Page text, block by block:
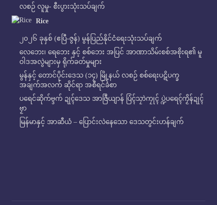
လစဉ် လူမှု- စီးပွားသုံးသပ်ချက်
Rice
၂၀၂၆ ခုနှစ် (ဧပြီ-ဇွန်) မွန်ပြည်နိုင်ငံရေးသုံးသပ်ချက်
လေဘေး၊ ရေဘေး နှင့် စစ်ဘေး အပြင် အာဏာသိမ်းစစ်အစိုးရ၏ မူ
ဝါဒအလွဲများမှ ရိုက်ခတ်မှုများ
မွန်နှင့် တောင်ပိုင်းဒေသ (၁၄) မြို့နယ် လစဉ် စစ်ရေးပဋိပက္ခ
အချက်အလက် ဆိုင်ရာ အစီရင်ခံစာ
ပရေင်ဆိုက်ဗ္ဒက် ဍုၚ်ဒေသ အာဇြဳယျာန် ပြံၚ်သၠာဲကၠုၚ် ပ္ဍဲပရေၚ်ကၟိန်ဍုၚ်
ဗၟာ
မြန်မာနှင့် အာဆီယံ – ပြောင်းလဲနေသော ဒေသတွင်းဟန်ချက်